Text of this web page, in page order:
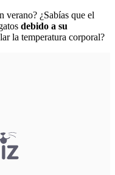
verano? ¿Sabías que el
debido a su
la temperatura corporal?